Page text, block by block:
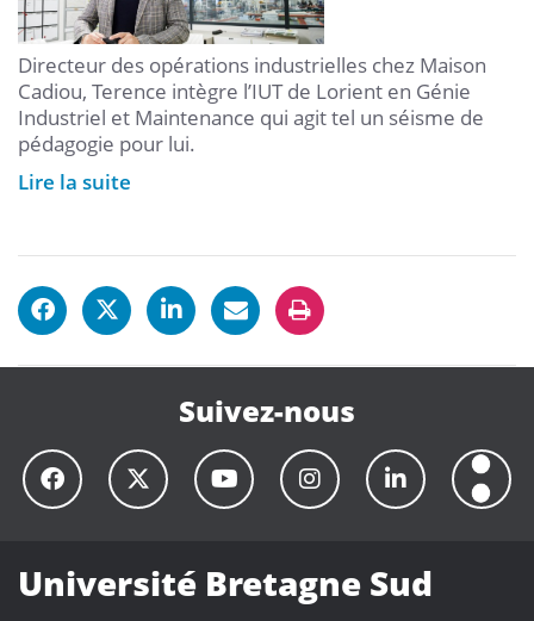
Directeur des opérations industrielles chez Maison
Cadiou, Terence intègre l’IUT de Lorient en Génie
Industriel et Maintenance qui agit tel un séisme de
pédagogie pour lui.
Lire la suite
Suivez-nous
Université Bretagne Sud